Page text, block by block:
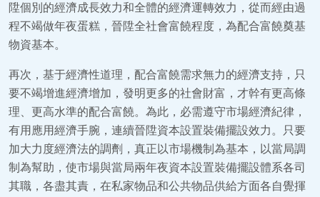
陞個別的經濟成長效力和全體的經濟運轉效力，從而經由過
程不竭做年夜蛋糕，晉陞全社會富饒程度，為配合富饒奠基
物資基本。
再次，基于經濟性道理，配合富饒需求無力的經濟支持，只
要不竭增進經濟增加，發明更多的社會財富，才幹有更高條
理、更高水準的配合富饒。為此，必需遵守市場經濟紀律，
有用應用經濟手腕，連續晉陞資本設置裝備擺設效力。只要
加大力度經濟法的調劑，真正以市場機制為基本，以當局調
制為幫助，使市場與當局兩年夜資本設置裝備擺設體系各司
其職，各盡其責，在私家物品和公共物品供給方面各自覺揮